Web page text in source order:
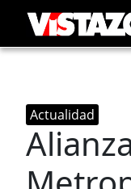
Actualidad